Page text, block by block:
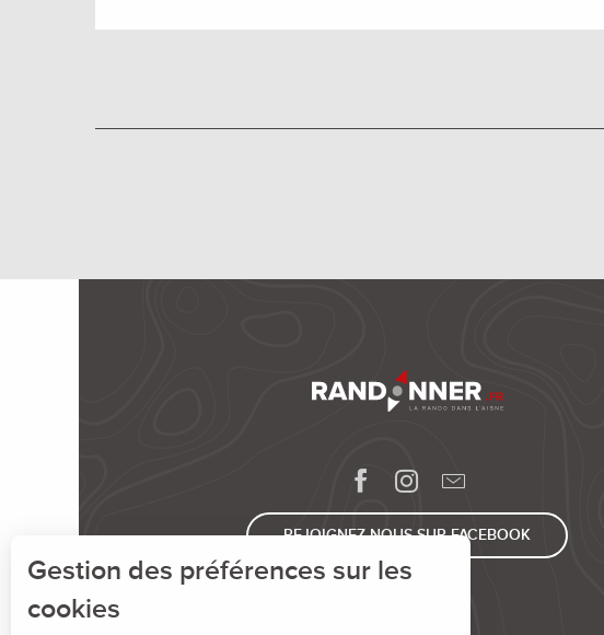
REJOIGNEZ-NOUS SUR FACEBOOK
Gestion des préférences sur les
cookies